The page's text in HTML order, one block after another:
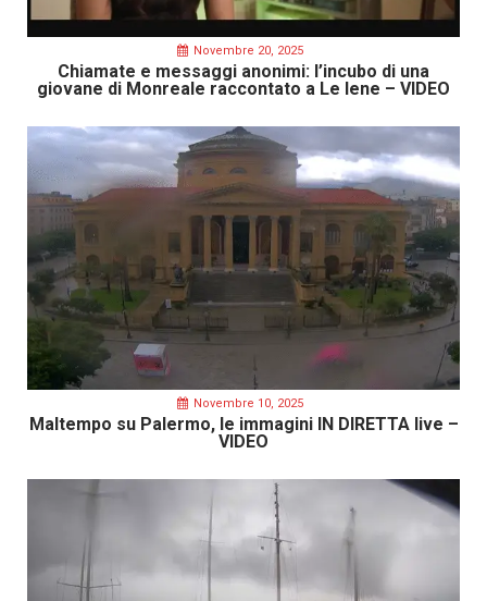
Novembre 20, 2025
Chiamate e messaggi anonimi: l’incubo di una
giovane di Monreale raccontato a Le Iene – VIDEO
Novembre 10, 2025
Maltempo su Palermo, le immagini IN DIRETTA live –
VIDEO